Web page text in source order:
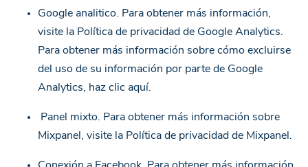
Google analitico. Para obtener más información,
visite la Política de privacidad de Google Analytics.
Para obtener más información sobre cómo excluirse
del uso de su información por parte de Google
Analytics, haz clic aquí.
Panel mixto. Para obtener más información sobre
Mixpanel, visite la Política de privacidad de Mixpanel .